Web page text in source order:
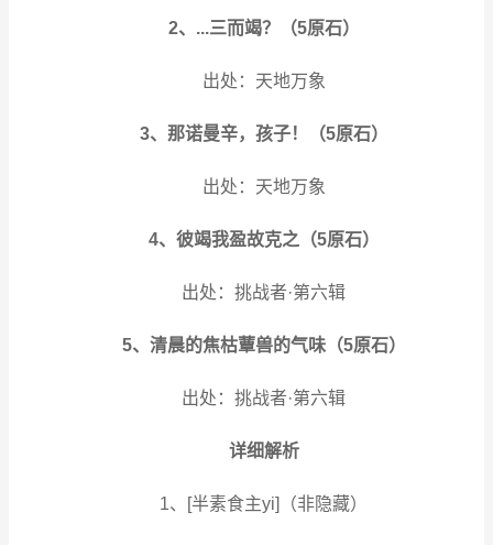
2、...三而竭？（5原石）
出处：天地万象
3、那诺曼辛，孩子！（5原石）
出处：天地万象
4、彼竭我盈故克之（5原石）
出处：挑战者·第六辑
5、清晨的焦枯蕈兽的气味（5原石）
出处：挑战者·第六辑
详细解析
1、[半素食主yi]（非隐藏）